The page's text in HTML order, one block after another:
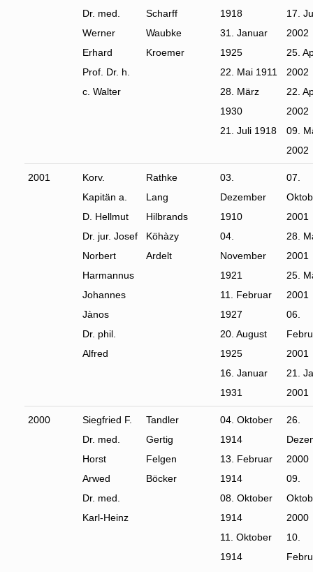
Dr. med.
Werner
Erhard
Prof. Dr. h.
c. Walter
Scharff
Waubke
Kroemer
1918
31. Januar
1925
22. Mai 1911
28. März
1930
21. Juli 1918
17.
2002
25.
2002
22.
2002
09.
2002
2001
Korv.
Kapitän a.
D. Hellmut
Dr. jur. Josef
Norbert
Harmannus
Johannes
Jànos
Dr. phil.
Alfred
Rathke
Lang
Hilbrands
Köhàzy
Ardelt
03.
Dezember
1910
04.
November
1921
11. Februar
1927
20. August
1925
16. Januar
1931
07.
2001
28.
2001
25.
2001
06.
2001
21.
2001
2000
Siegfried F.
Dr. med.
Horst
Arwed
Dr. med.
Karl-Heinz
Tandler
Gertig
Felgen
Böcker
04. Oktober
1914
13. Februar
1914
08. Oktober
1914
11. Oktober
1914
26.
2000
09.
2000
10.